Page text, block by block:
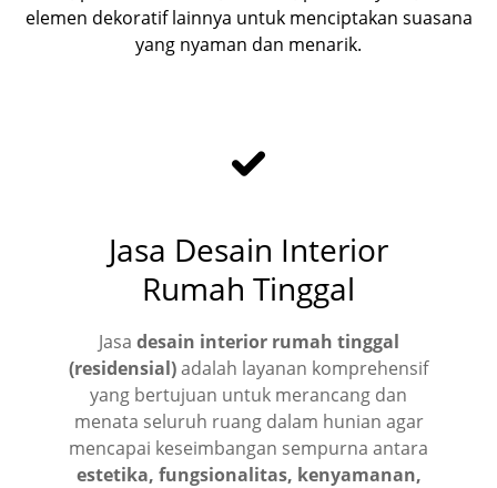
elemen dekoratif lainnya untuk menciptakan suasana
yang nyaman dan menarik.
Jasa Desain Interior
Rumah Tinggal
Jasa desain interior rumah tinggal
(residensial)adalah layanan komprehensif
yang bertujuan untuk merancang dan
menata seluruh ruang dalam hunian agar
mencapai keseimbangan sempurna antara
estetika, fungsionalitas, kenyamanan,